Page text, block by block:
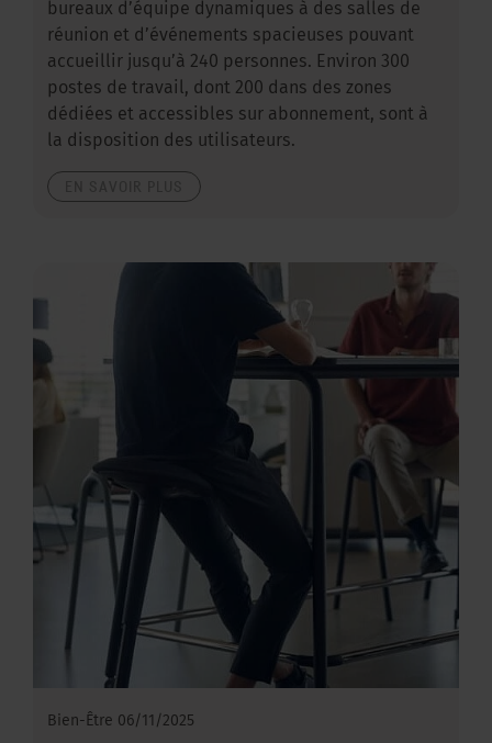
bureaux d’équipe dynamiques à des salles de
réunion et d’événements spacieuses pouvant
accueillir jusqu’à 240 personnes. Environ 300
postes de travail, dont 200 dans des zones
dédiées et accessibles sur abonnement, sont à
la disposition des utilisateurs.
Bien-Être 06/11/2025